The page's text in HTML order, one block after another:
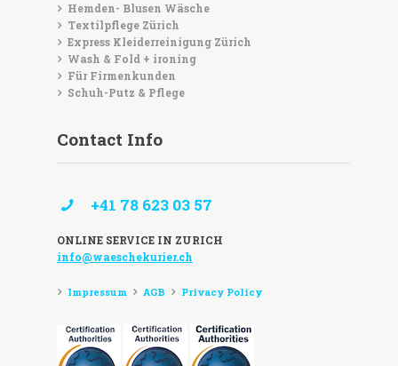
Hemden- Blusen Wäsche
Textilpflege Zürich
Express Kleiderreinigung Zürich
Wash & Fold + ironing
Für Firmenkunden
Schuh-Putz & Pflege
Contact Info
+41 78 623 03 57
ONLINE SERVICE IN ZURICH
info@waeschekurier.ch
Impressum AGB Privacy Policy